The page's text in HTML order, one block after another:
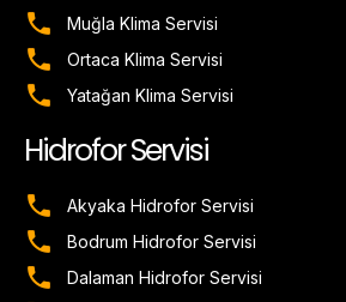
Muğla Klima Servisi
Ortaca Klima Servisi
Yatağan Klima Servisi
Hidrofor Servisi
Akyaka Hidrofor Servisi
Bodrum Hidrofor Servisi
Dalaman Hidrofor Servisi